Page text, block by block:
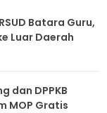
Batara Guru,
Luar Daerah
dan DPPKB
MOP Gratis